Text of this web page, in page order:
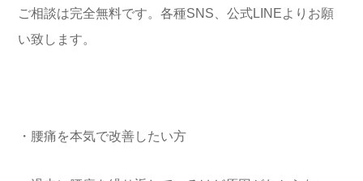
ご相談は完全無料です。各種SNS、公式LINEよりお願
い致します。
・腰痛を本気で改善したい方